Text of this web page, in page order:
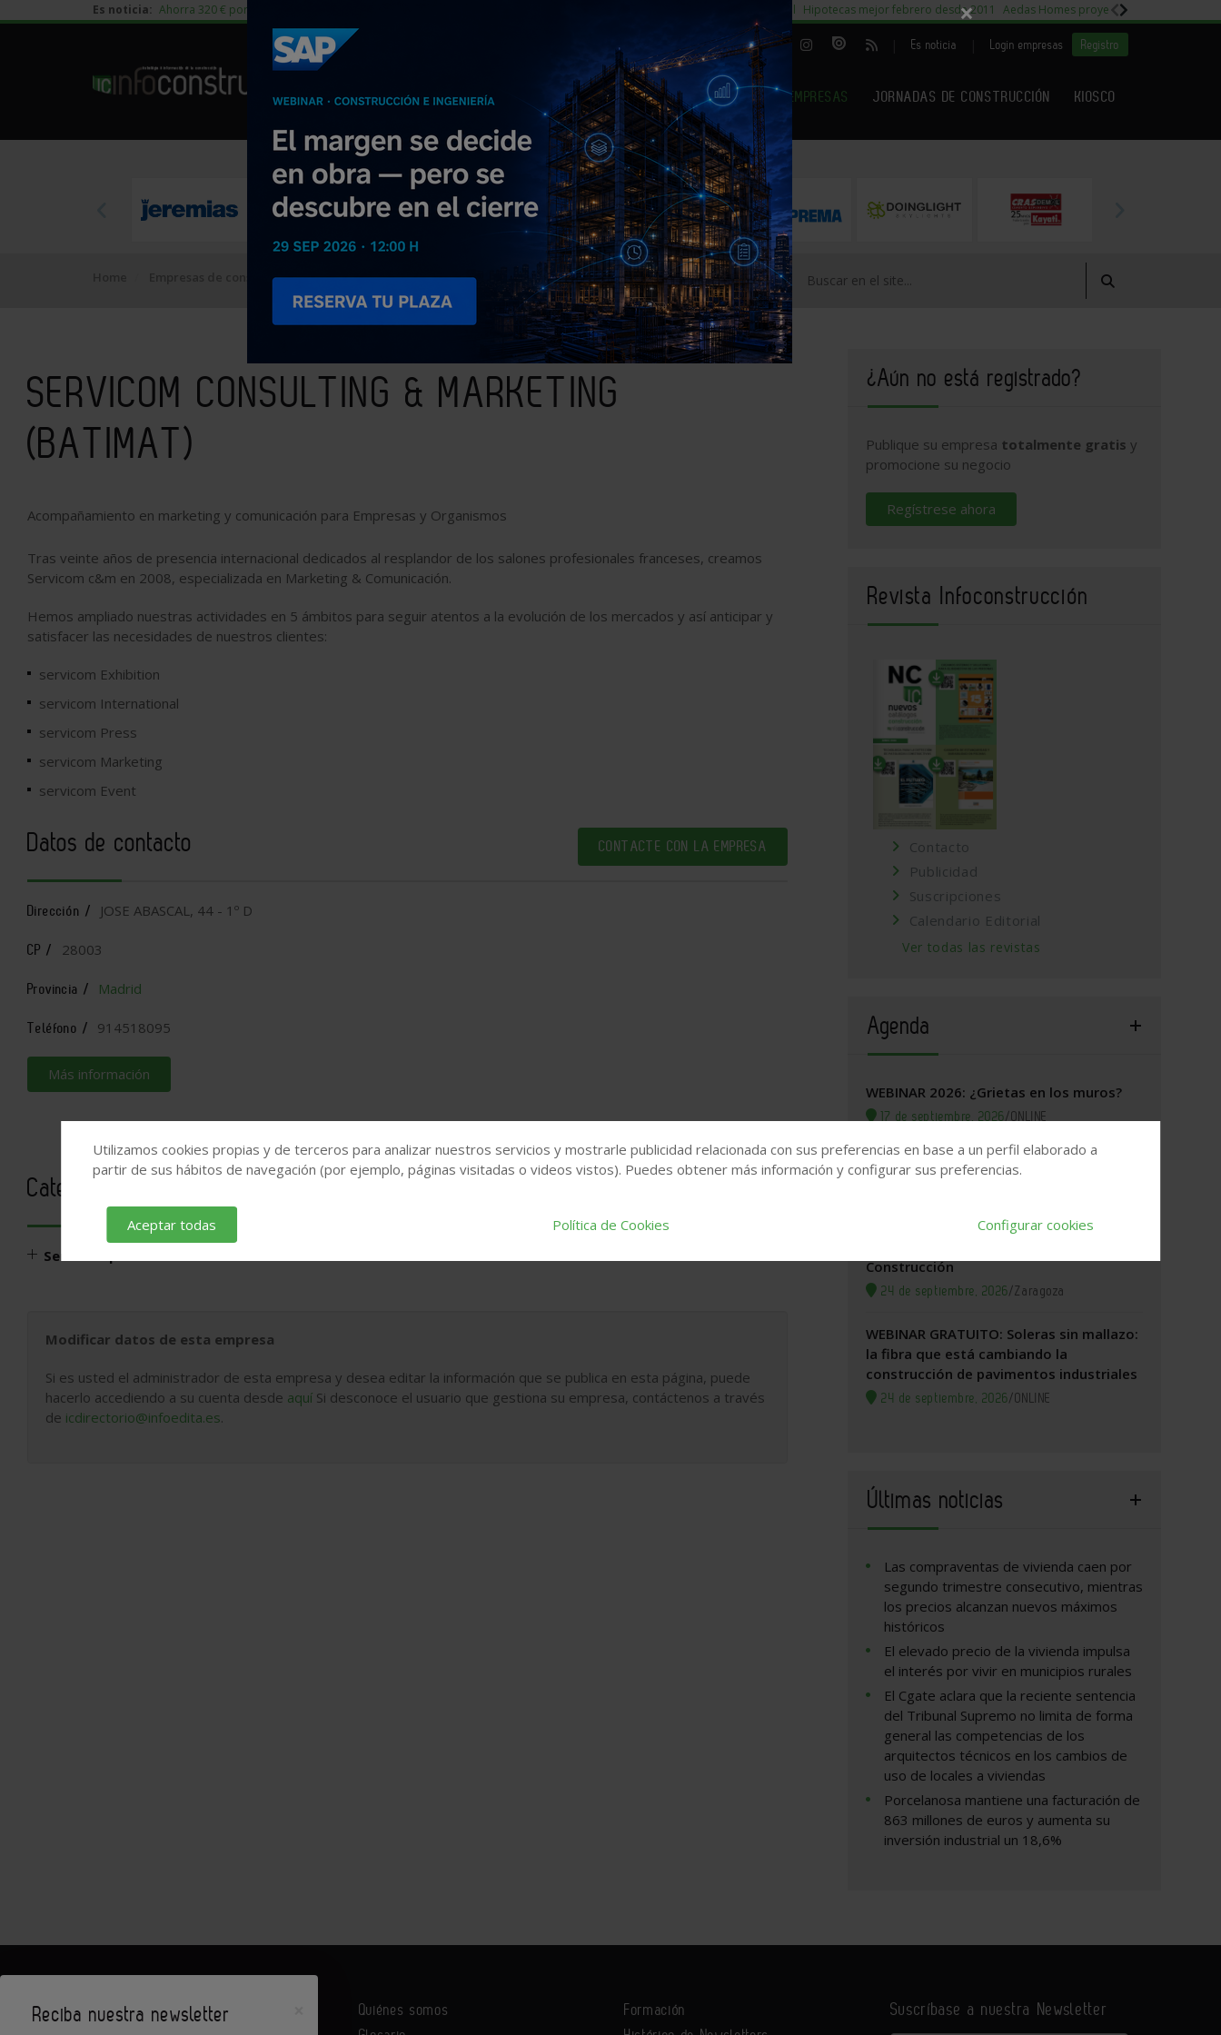
Es noticia: Ahorra 320 € por vivienda en edificación residencial 29% cambiar al alquiler temporal Hipotecas mejor febrero desde 2011 Aedas Homes proyecto Fiora
| Es noticia Login empresas Registro
NOTICIAS PRODUCTOS AGENDA ARTÍCULOS EMPRESAS JORNADAS DE CONSTRUCCIÓN KIOSCO
EMPRESAS PREMIUM
Empresas de construcción SERVICOM CONSULTING & MARKETING (BATIMAT)
SERVICOM CONSULTING & MARKETING
(BATIMAT)
Acompañamiento en marketing y comunicación para Empresas y Organismos
Tras veinte años de presencia internacional dedicados al resplandor de los salones profesionales franceses, creamos
Servicom c&m en 2008, especializada en Marketing & Comunicación.
Hemos ampliado nuestras actividades en 5 ámbitos para seguir atentos a la evolución de los mercados y así anticipar y
satisfacer las necesidades de nuestros clientes:
servicom Exhibition
servicom International
servicom Press
servicom Marketing
servicom Event
Datos de contacto CONTACTE CON LA EMPRESA
Dirección / JOSE ABASCAL, 44 - 1º D
CP / 28003
Provincia / Madrid
Teléfono / 914518095
Más información
Categorías
Servicios profesionales
Modificar datos de esta empresa
Si es usted el administrador de esta empresa y desea editar la información que se publica en esta página, puede
hacerlo accediendo a su cuenta desde aquí Si desconoce el usuario que gestiona su empresa, contáctenos a través
de icdirectorio@infoedita.es.
¿Aún no está registrado?
Publique su empresa totalmente gratis y
promocione su negocio
Regístrese ahora
Revista Infoconstrucción
Contacto
Publicidad
Suscripciones
Calendario Editorial
Ver todas las revistas
Agenda
WEBINAR 2026: ¿Grietas en los muros?
17 de septiembre, 2026/ONLINE
Valladolid, 2026. Jornada Arquitectura y
Construcción
Construcción
24 de septiembre, 2026/Zaragoza
WEBINAR GRATUITO: Soleras sin mallazo:
la fibra que está cambiando la
construcción de pavimentos industriales
24 de septiembre, 2026/ONLINE
Últimas noticias
Las compraventas de vivienda caen por
segundo trimestre consecutivo, mientras
los precios alcanzan nuevos máximos
históricos
El elevado precio de la vivienda impulsa
el interés por vivir en municipios rurales
El Cgate aclara que la reciente sentencia
del Tribunal Supremo no limita de forma
general las competencias de los
arquitectos técnicos en los cambios de
uso de locales a viviendas
Porcelanosa mantiene una facturación de
863 millones de euros y aumenta su
inversión industrial un 18,6%
Quiénes somos
Formación
Suscríbase a nuestra Newsletter
Utilizamos cookies propias y de terceros para analizar nuestros servicios y mostrarle publicidad relacionada con sus preferencias en base a un perfil elaborado a
partir de sus hábitos de navegación (por ejemplo, páginas visitadas o videos vistos). Puedes obtener más información y configurar sus preferencias.
Aceptar todas Política de Cookies Configurar cookies
×
Reciba nuestra newsletter